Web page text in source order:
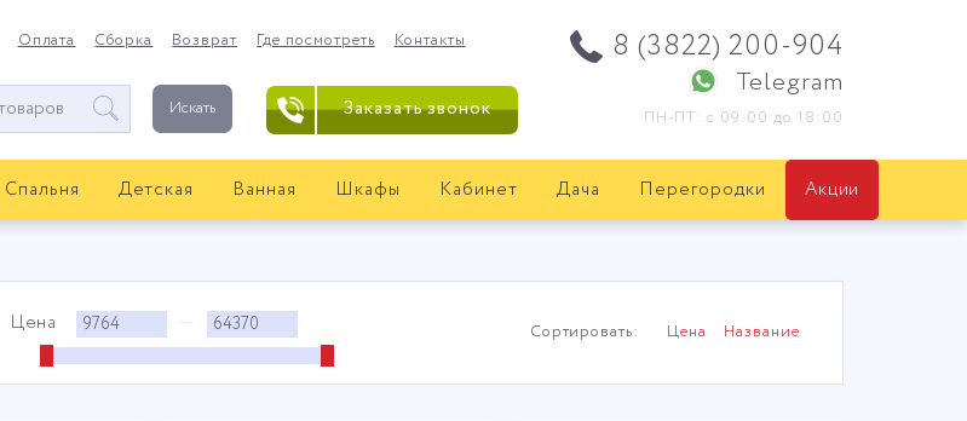
Оплата Сборка Возврат Где посмотреть Контакты
Искать
8 (3822) 200-904
Telegram
ПН-ПТ: с 09:00 до 18:00
Заказать звонок
Спальня Детская Ванная Шкафы Кабинет Дача Перегородки
Акции
Цена — Сортировать: Цена Название